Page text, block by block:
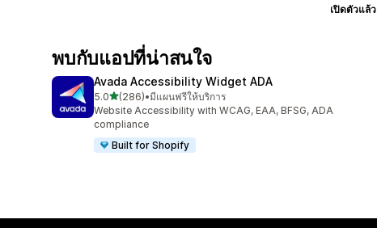
เปิดตัวแล้ว
พบกับแอปที่น่าสนใจ
Avada Accessibility Widget ADA
5.0เต็ม 5 ดาว
(286)
ทั้งหมด 286 รีวิว
•มีแผนฟรีให้บริการ
Website Accessibility with WCAG, EAA, BFSG, ADA
compliance
Built for Shopify